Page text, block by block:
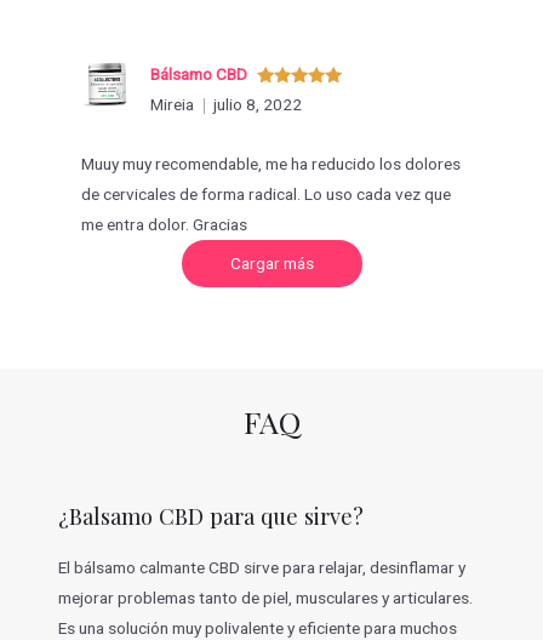
Valorado
con5de 5
Bálsamo CBD
Mireia
julio 8, 2022
Muuy muy recomendable, me ha reducido los dolores
de cervicales de forma radical. Lo uso cada vez que
me entra dolor. Gracias
Cargar másC
r
i
o
e
s
FAQ
¿Balsamo CBD para que sirve?
El bálsamo calmante CBD sirve para relajar, desinflamar y
mejorar problemas tanto de piel, musculares y articulares.
Es una solución muy polivalente y eficiente para muchos